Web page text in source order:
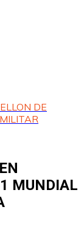
DE
MUNDIAL